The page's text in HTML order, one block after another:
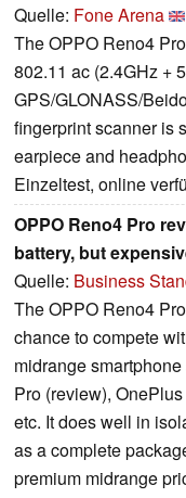
Quelle: Fone Arena
The OPPO Reno4
802.11 ac (2.4GHz +
GPS/GLONASS/
fingerprint scanner is
earpiece and
Einzeltest, online
OPPO Reno4 Pro
battery, but
Quelle: Business
The OPPO Reno4
chance to compete
midrange
Pro (review),
etc. It does well in
as a complete
premium midrange